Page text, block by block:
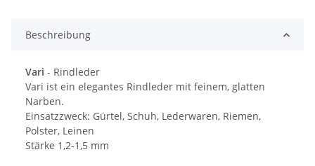
Beschreibung
Vari - Rindleder
Vari ist ein elegantes Rindleder mit feinem, glatten
Narben.
Einsatzzweck: Gürtel, Schuh, Lederwaren, Riemen,
Polster, Leinen
Stärke 1,2-1,5 mm